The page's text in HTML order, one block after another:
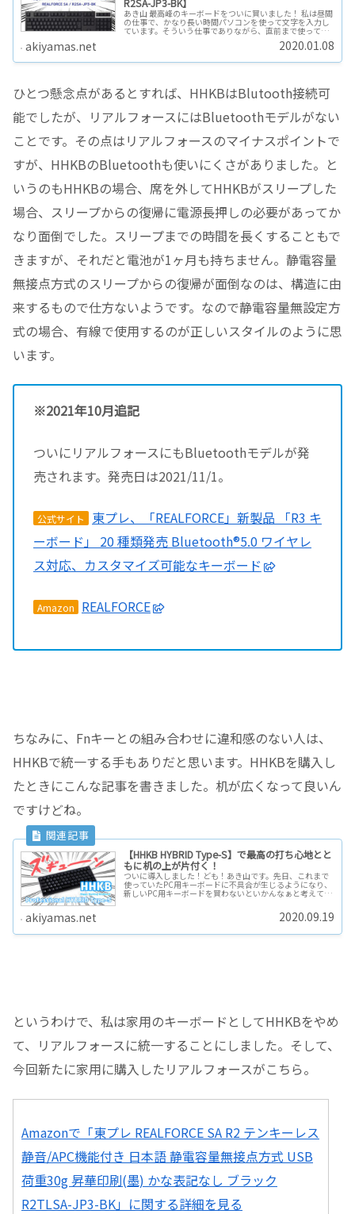
あき山 最高峰のキーボードをついに買いました！ 私は昼間
の仕事で、かなり長い時間パソコンを使って文字を入力し
ています。そういう仕事でありながら、直前まで使ってい
たキーボードは、会社のPCに備え付けのDELLの普通のキ
akiyamas.net 2020.01.08
ひとつ懸念点があるとすれば、HHKBはBlutooth接続可
能でしたが、リアルフォースにはBluetoothモデルがない
ことです。その点はリアルフォースのマイナスポイントで
すが、HHKBのBluetoothも使いにくさがありました。と
いうのもHHKBの場合、席を外してHHKBがスリープした
場合、スリープからの復帰に電源長押しの必要があってか
なり面倒でした。スリープまでの時間を長くすることもで
きますが、それだと電池が1ヶ月も持ちません。静電容量
無接点方式のスリープからの復帰が面倒なのは、構造に由
来するもので仕方ないようです。なので静電容量無設定方
式の場合、有線で使用するのが正しいスタイルのように思
います。
※2021年10月追記
ついにリアルフォースにもBluetoothモデルが発
売されます。発売日は2021/11/1。
公式サイト
東プレ、「REALFORCE」新製品 「R3 キ
ーボード」 20 種類発売 Bluetooth®5.0 ワイヤレ
ス対応、カスタマイズ可能なキーボード
Amazon REALFORCE
ちなみに、Fnキーとの組み合わせに違和感のない人は、
HHKBで統一する手もありだと思います。HHKBを購入し
たときにこんな記事を書きました。机が広くなって良いん
ですけどね。
【HHKB HYBRID Type-S】で最高の打ち心地とと
もに机の上が片付く！
ついに導入しました！ども！あき山です。先日、これまで
使っていたPC用キーボードに不具合が生じるようになり、
新しいPC用キーボードを買わないといかんなぁと考えてま
akiyamas.net 2020.09.19
というわけで、私は家用のキーボードとしてHHKBをやめ
て、リアルフォースに統一することにしました。そして、
今回新たに家用に購入したリアルフォースがこちら。
Amazonで「東プレ REALFORCE SA R2 テンキーレス
静音/APC機能付き 日本語 静電容量無接点方式 USB
荷重30g 昇華印刷(墨) かな表記なし ブラック
R2TLSA-JP3-BK」に関する詳細を見る